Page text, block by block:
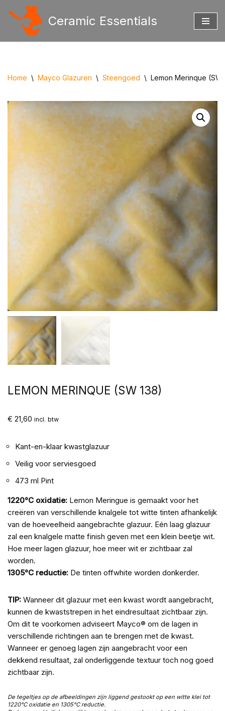
Ceramic Essentials
Home \ Mayco Glazuren \ Steengoed \ Lemon Merinque (SW
LEMON MERINQUE (SW 138)
€ 21,60 incl. btw
Kant-en-klaar kwastglazuur
Veilig voor serviesgoed
473 ml Pint
1220°C oxidatie: Lemon Meringue is gemaakt voor het
creëren van verschillende knalgele tot witte tinten afhankelijk
van de hoeveelheid aangebrachte glazuur. Eén laag glazuur
zal een knalgele matte finish geven met een klein beetje wit.
Hoe meer lagen glazuur, hoe meer wit er zichtbaar zal
worden.
1305°C reductie: De tinten offwhite worden donkerder.
TIP: Wanneer dit glazuur met een kwast wordt aangebracht,
kunnen de kwaststrepen in het eindresultaat zichtbaar zijn.
Om dit te voorkomen adviseert Mayco® om de lagen in
verschillende richtingen aan te brengen met de kwast.
Wanneer er genoeg lagen zijn aangebracht voor een
dekkend resultaat, zal onderliggende textuur toch nog goed
zichtbaar zijn.
De tegeltjes op de afbeeldingen zijn liggend gestookt op een witte klei tot
1220°C oxidatie en 1305°C reductie.